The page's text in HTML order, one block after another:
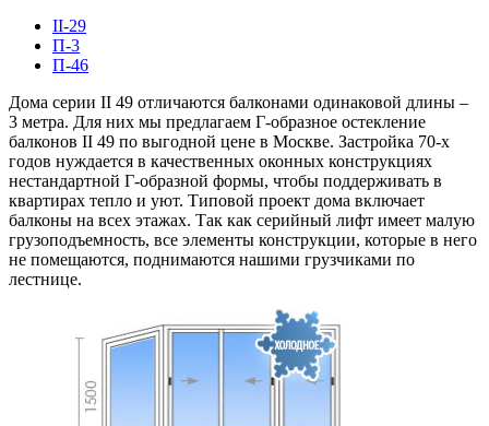
II-29
П-3
П-46
Дома серии II 49 отличаются балконами одинаковой длины –
3 метра. Для них мы предлагаем Г-образное остекление
балконов II 49 по выгодной цене в Москве. Застройка 70-х
годов нуждается в качественных оконных конструкциях
нестандартной Г-образной формы, чтобы поддерживать в
квартирах тепло и уют. Типовой проект дома включает
балконы на всех этажах. Так как серийный лифт имеет малую
грузоподъемность, все элементы конструкции, которые в него
не помещаются, поднимаются нашими грузчиками по
лестнице.